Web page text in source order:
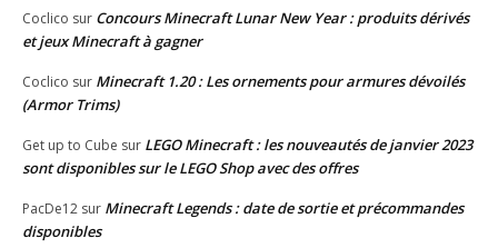
Coclico sur Concours Minecraft Lunar New Year : produits dérivés
et jeux Minecraft à gagner
Coclico sur Minecraft 1.20 : Les ornements pour armures dévoilés
(Armor Trims)
Get up to Cube sur LEGO Minecraft : les nouveautés de janvier 2023
sont disponibles sur le LEGO Shop avec des offres
PacDe12 sur Minecraft Legends : date de sortie et précommandes
disponibles